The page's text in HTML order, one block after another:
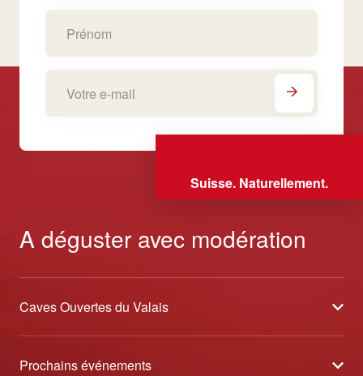
Suisse. Naturellement.
A déguster avec modération
Caves Ouvertes du Valais
À propos
Partenaires
Prochains événements